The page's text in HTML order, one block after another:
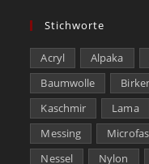
Stichworte
Acryl Alpaka
Baumwolle
Kaschmir
Lama
Messing
Nessel
Nylon